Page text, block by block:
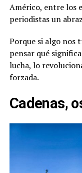
Américo, entre los
periodistas un
Porque si algo nos
pensar qué
lucha, lo
forzada.
Cadenas,